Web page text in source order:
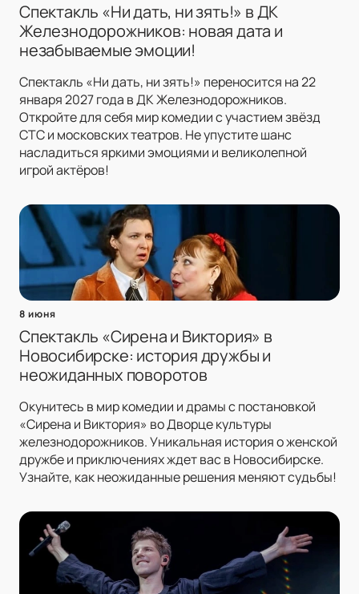
Спектакль «Ни дать, ни зять!» в ДК
Железнодорожников: новая дата и
незабываемые эмоции!
Спектакль «Ни дать, ни зять!» переносится на 22
января 2027 года в ДК Железнодорожников.
Откройте для себя мир комедии с участием звёзд
СТС и московских театров. Не упустите шанс
насладиться яркими эмоциями и великолепной
игрой актёров!
8 июня
Спектакль «Сирена и Виктория» в
Новосибирске: история дружбы и
неожиданных поворотов
Окунитесь в мир комедии и драмы с постановкой
«Сирена и Виктория» во Дворце культуры
железнодорожников. Уникальная история о женской
дружбе и приключениях ждет вас в Новосибирске.
Узнайте, как неожиданные решения меняют судьбы!